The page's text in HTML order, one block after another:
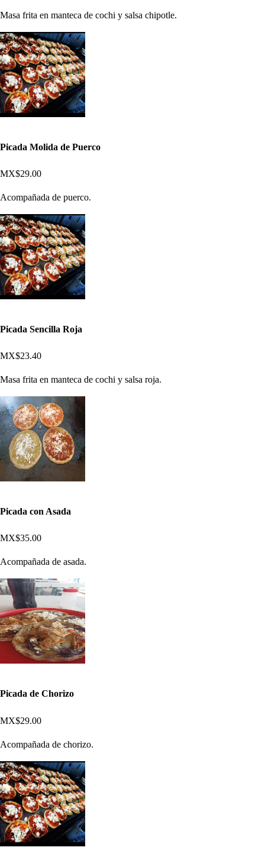
Masa frita en manteca de cochi y salsa chipotle.
Picada Molida de Puerco
MX$29.00
Acompañada de puerco.
Picada Sencilla Roja
MX$23.40
Masa frita en manteca de cochi y salsa roja.
Picada con Asada
MX$35.00
Acompañada de asada.
Picada de Chorizo
MX$29.00
Acompañada de chorizo.